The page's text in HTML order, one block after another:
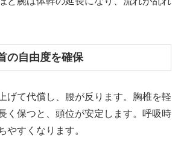
の自由度を確保
げて代償し、腰が反ります。胸椎を軽
く保つと、頭位が安定します。呼吸時
やすくなります。